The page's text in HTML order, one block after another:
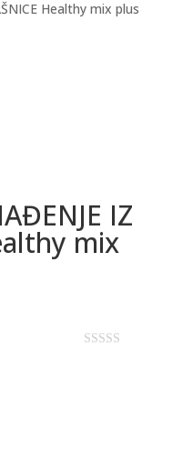
Healthy mix plus
IZ
mix